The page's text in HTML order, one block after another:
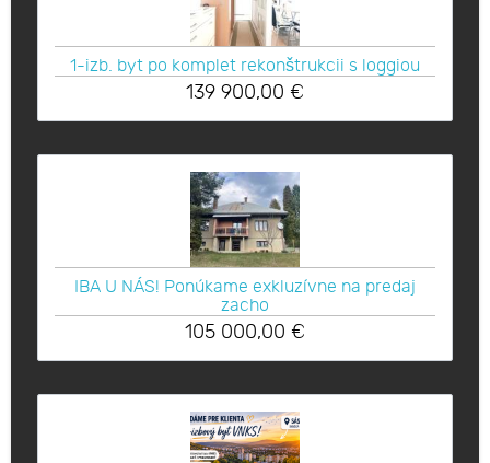
1-izb. byt po komplet rekonštrukcii s loggiou
139 900,00 €
IBA U NÁS! Ponúkame exkluzívne na predaj
zacho
105 000,00 €